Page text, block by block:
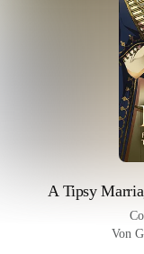
A Tipsy
Von